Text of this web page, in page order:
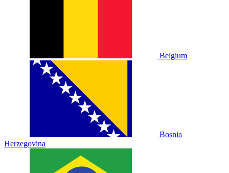
Belgium
Bosnia
Herzegovina